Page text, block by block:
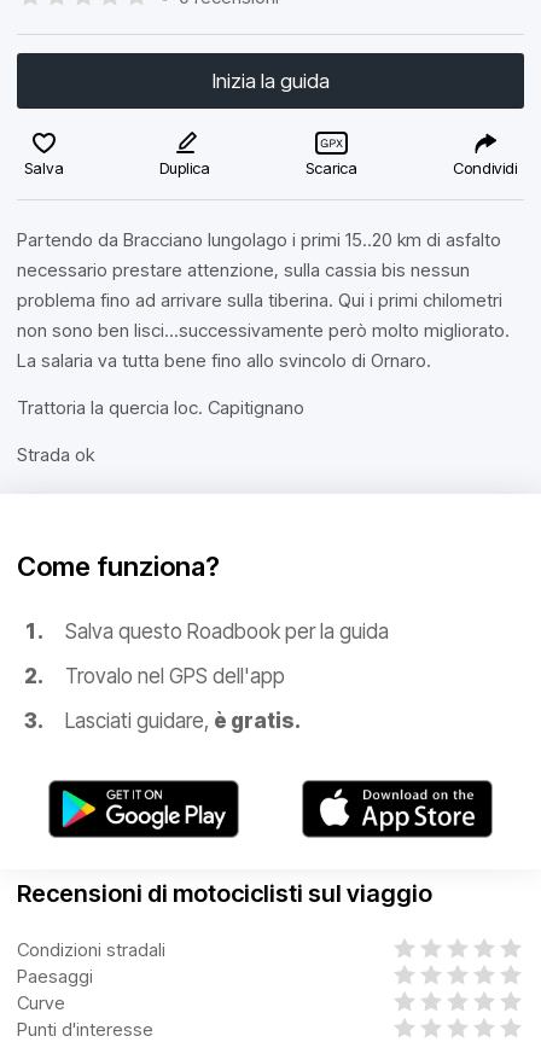
Inizia la guida
Salva Duplica Scarica Condividi
Partendo da Bracciano lungolago i primi 15..20 km di asfalto
necessario prestare attenzione, sulla cassia bis nessun
problema fino ad arrivare sulla tiberina. Qui i primi chilometri
non sono ben lisci...successivamente però molto migliorato.
La salaria va tutta bene fino allo svincolo di Ornaro.
Trattoria la quercia loc. Capitignano
Strada ok
Come funziona?
Salva questo Roadbook per la guida
Trovalo nel GPS dell'app
Lasciati guidare, è gratis.
Recensioni di motociclisti sul viaggio
Condizioni stradali
Paesaggi
Curve
Punti d'interesse